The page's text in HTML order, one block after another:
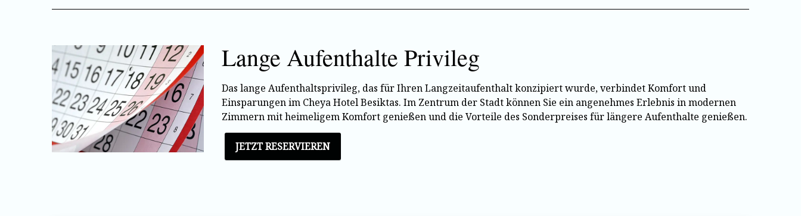
Lange Aufenthalte Privileg
Das lange Aufenthaltsprivileg, das für Ihren Langzeitaufenthalt konzipiert wurde, verbindet Komfort und
Einsparungen im Cheya Hotel Besiktas. Im Zentrum der Stadt können Sie ein angenehmes Erlebnis in modernen
Zimmern mit heimeligem Komfort genießen und die Vorteile des Sonderpreises für längere Aufenthalte genießen.
JETZT RESERVIEREN